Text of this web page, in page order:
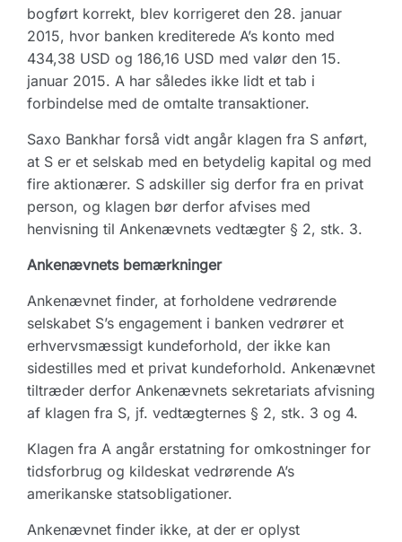
bogført korrekt, blev korrigeret den 28. januar
2015, hvor banken krediterede A’s konto med
434,38 USD og 186,16 USD med valør den 15.
januar 2015. A har således ikke lidt et tab i
forbindelse med de omtalte transaktioner.
Saxo Bankhar forså vidt angår klagen fra S anført,
at S er et selskab med en betydelig kapital og med
fire aktionærer. S adskiller sig derfor fra en privat
person, og klagen bør derfor afvises med
henvisning til Ankenævnets vedtægter § 2, stk. 3.
Ankenævnets bemærkninger
Ankenævnet finder, at forholdene vedrørende
selskabet S’s engagement i banken vedrører et
erhvervsmæssigt kundeforhold, der ikke kan
sidestilles med et privat kundeforhold. Ankenævnet
tiltræder derfor Ankenævnets sekretariats afvisning
af klagen fra S, jf. vedtægternes § 2, stk. 3 og 4.
Klagen fra A angår erstatning for omkostninger for
tidsforbrug og kildeskat vedrørende A’s
amerikanske statsobligationer.
Ankenævnet finder ikke, at der er oplyst